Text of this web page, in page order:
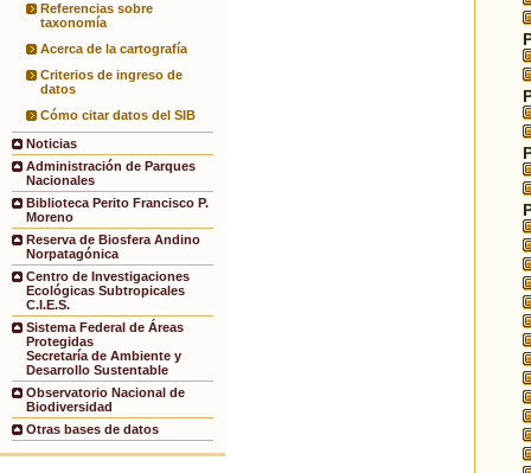
Referencias sobre
taxonomía
Acerca de la cartografía
Criterios de ingreso de
datos
Cómo citar datos del SIB
Noticias
Administración de Parques
Nacionales
Biblioteca Perito Francisco P.
Moreno
Reserva de Biosfera Andino
Norpatagónica
Centro de Investigaciones
Ecológicas Subtropicales
C.I.E.S.
Sistema Federal de Áreas
Protegidas
Secretaría de Ambiente y
Desarrollo Sustentable
Observatorio Nacional de
Biodiversidad
Otras bases de datos